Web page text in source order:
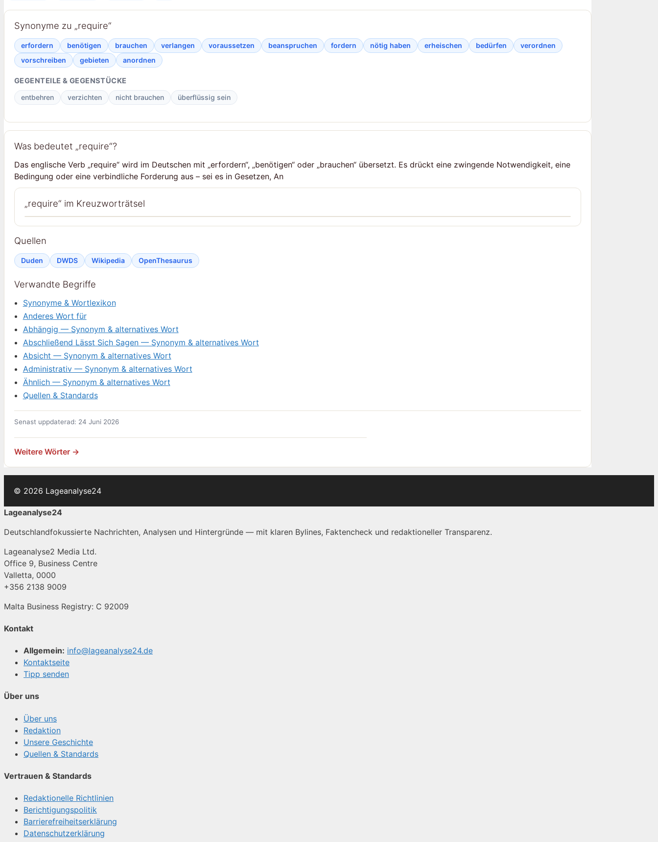
Synonyme zu „require“
erfordern benötigen brauchen verlangen voraussetzen beanspruchen fordern nötig haben erheischen bedürfen
verordnen
vorschreiben
gebieten anordnen
GEGENTEILE & GEGENSTÜCKE
entbehren verzichten nicht brauchen überflüssig sein
Was bedeutet „require“?
Das englische Verb „require“ wird im Deutschen mit „erfordern“, „benötigen“ oder „brauchen“ übersetzt. Es drückt eine zwingende Notwendigkeit, eine
Bedingung oder eine verbindliche Forderung aus – sei es in Gesetzen, An
„require“ im Kreuzworträtsel
Quellen
Duden DWDS Wikipedia OpenThesaurus
Verwandte Begriffe
Synonyme & Wortlexikon
Anderes Wort für
Abhängig — Synonym & alternatives Wort
Abschließend Lässt Sich Sagen — Synonym & alternatives Wort
Absicht — Synonym & alternatives Wort
Administrativ — Synonym & alternatives Wort
Ähnlich — Synonym & alternatives Wort
Quellen & Standards
Senast uppdaterad: 24 Juni 2026
Weitere Wörter →
© 2026 Lageanalyse24
Lageanalyse24
Deutschlandfokussierte Nachrichten, Analysen und Hintergründe — mit klaren Bylines, Faktencheck und redaktioneller Transparenz.
Lageanalyse2 Media Ltd.
Office 9, Business Centre
Valletta, 0000
+356 2138 9009
Malta Business Registry: C 92009
Kontakt
Allgemein: info@lageanalyse24.de
Kontaktseite
Tipp senden
Über uns
Über uns
Redaktion
Unsere Geschichte
Quellen & Standards
Vertrauen & Standards
Redaktionelle Richtlinien
Berichtigungspolitik
Barrierefreiheitserklärung
Datenschutzerklärung